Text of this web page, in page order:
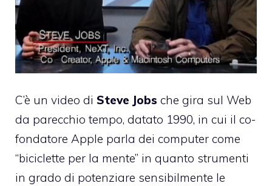
C’è un video di Steve Jobs che gira sul Web
da parecchio tempo, datato 1990, in cui il co-
fondatore Apple parla dei computer come
“biciclette per la mente” in quanto strumenti
in grado di potenziare sensibilmente le